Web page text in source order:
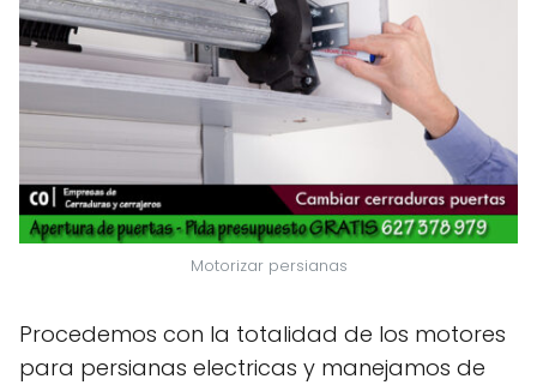
Motorizar persianas
Procedemos con la totalidad de los motores
para persianas electricas y manejamos de